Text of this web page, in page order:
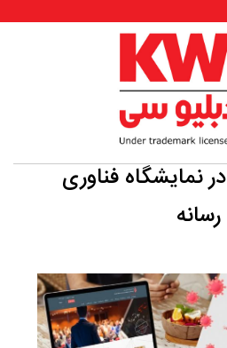
حضور KWC در نمایشگاه فناوری
رسانه